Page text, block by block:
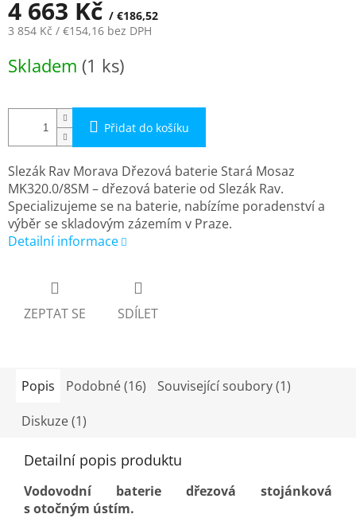
4 663 Kč / €186,52
3 854 Kč / €154,16 bez DPH
cena:
Skladem (1 ks)
Přidat do košíku
Slezák Rav Morava Dřezová baterie Stará Mosaz
MK320.0/8SM – dřezová baterie od Slezák Rav.
Specializujeme se na baterie, nabízíme poradenství a
výběr se skladovým zázemím v Praze.
Detailní informace
ZEPTAT SE SDÍLET
Popis Podobné (16)
Související soubory (1)
Diskuze (1)
Detailní popis produktu
Vodovodní baterie dřezová stojánková
s otočným ústím.